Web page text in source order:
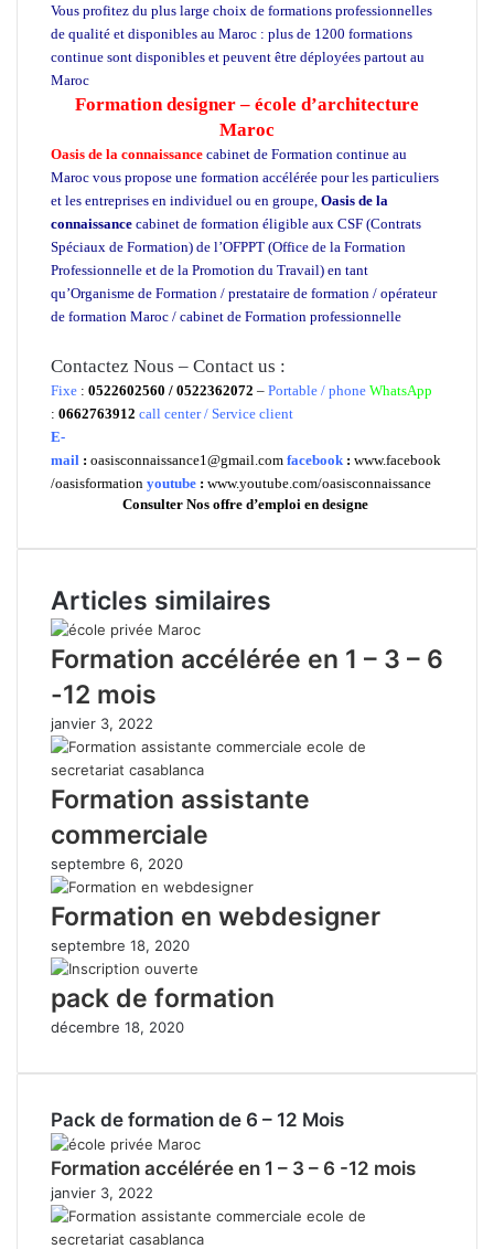
Vous profitez du plus large choix de formations professionnelles
de qualité et disponibles au Maroc : plus de 1200 formations
continue sont disponibles et peuvent être déployées partout au
Maroc
Formation designer – école d’architecture
Maroc
Oasis de la connaissance cabinet de Formation continue au
Maroc vous propose une formation accélérée pour les particuliers
et les entreprises en individuel ou en groupe, Oasis de la
connaissance cabinet de formation éligible aux CSF (Contrats
Spéciaux de Formation) de l’OFPPT (Office de la Formation
Professionnelle et de la Promotion du Travail) en tant
qu’Organisme de Formation / prestataire de formation / opérateur
de formation Maroc / cabinet de Formation professionnelle
Contactez Nous – Contact us :
Fixe : 0522602560 / 0522362072 – Portable / phone WhatsApp
: 0662763912 call center / Service client
E-
mail : oasisconnaissance1@gmail.com facebook : www.facebook
/oasisformation youtube : www.youtube.com/oasisconnaissance
Consulter Nos offre d’emploi en designe
Articles similaires
Formation accélérée en 1 – 3 – 6
-12 mois
janvier 3, 2022
Formation assistante
commerciale
septembre 6, 2020
Formation en webdesigner
septembre 18, 2020
pack de formation
décembre 18, 2020
Pack de formation de 6 – 12 Mois
Formation accélérée en 1 – 3 – 6 -12 mois
janvier 3, 2022